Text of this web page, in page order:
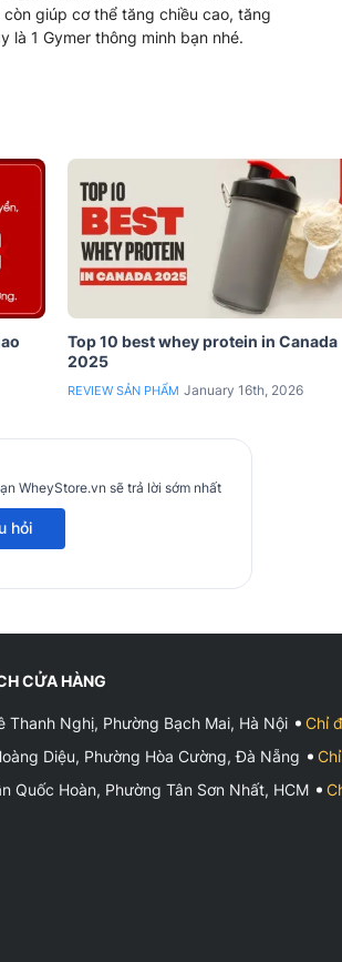
giúp cơ thể tăng chiều cao, tăng
là 1 Gymer thông minh bạn nhé.
Top 10 best whey protein in Canada
2025
REVIEW SẢN PHẨM January 16th, 2026
WheyStore.vn sẽ trả lời sớm nhất
hỏi
CỬA HÀNG
Thanh Nghị, Phường Bạch Mai, Hà Nội
Chỉ
Diệu, Phường Hòa Cường, Đà Nẵng
Quốc Hoàn, Phường Tân Sơn Nhất, HCM